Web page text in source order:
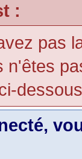
:
pas
n'êtes